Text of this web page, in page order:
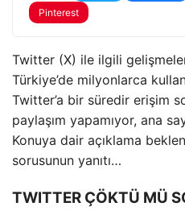
Pinterest
Twitter (X) ile ilgili
Türkiye’de milyonlarca
Twitter’a bir süredir erişim
paylaşım yapamıyor, ana
Konuya dair açıklama
sorusunun yanıtı…
TWITTER ÇÖKTÜ MÜ